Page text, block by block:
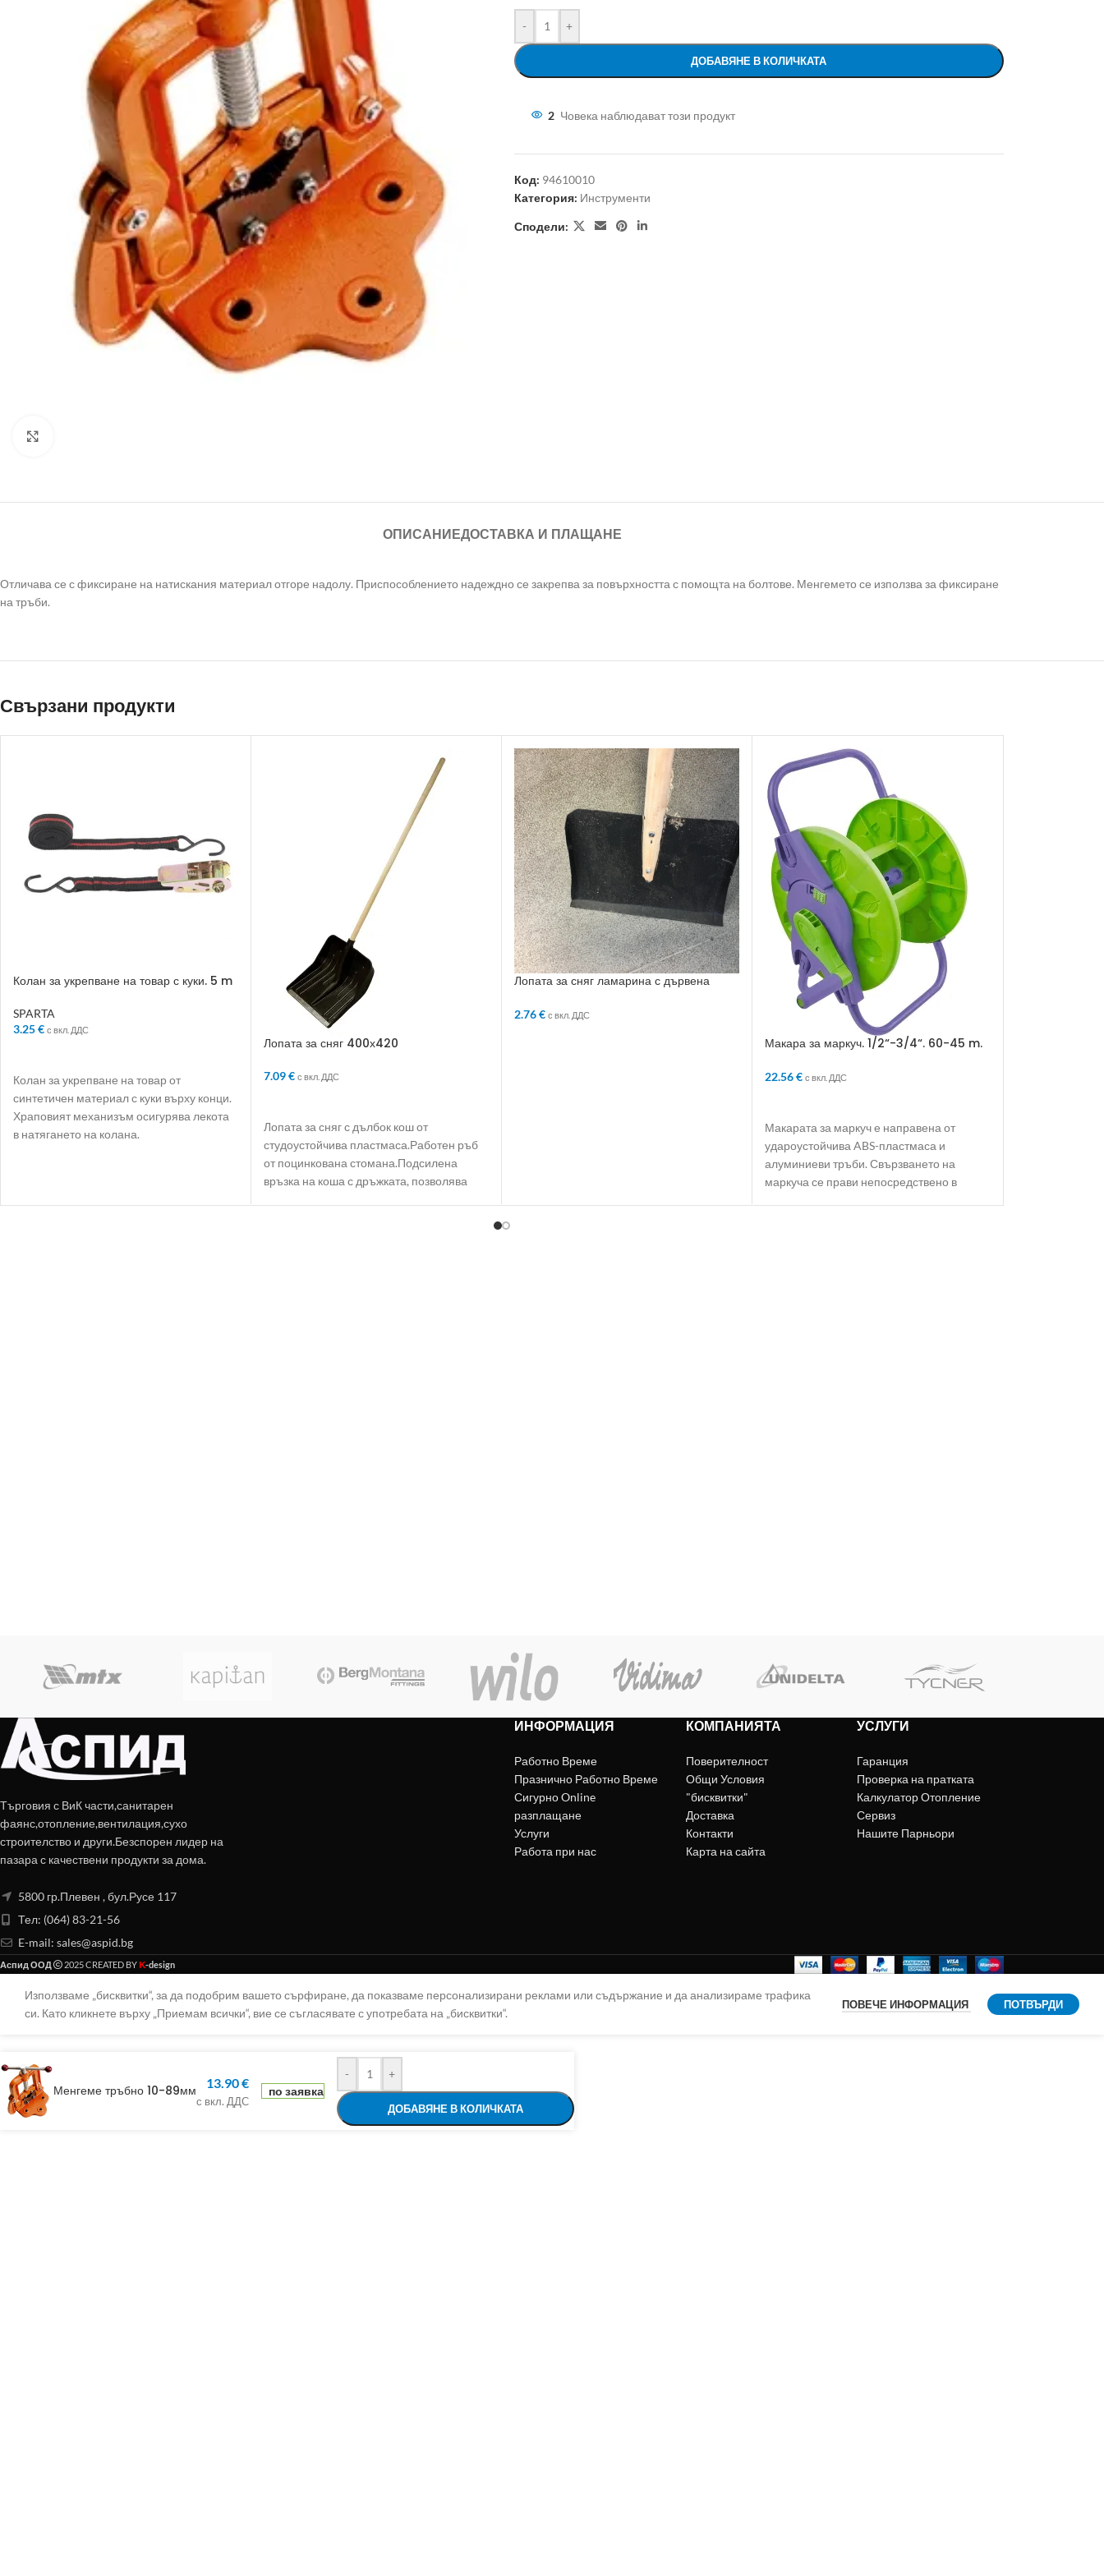
- +
ДОБАВЯНЕ В КОЛИЧКАТА
2 Човека наблюдават този продукт
Код: 94610010
Категория: Инструменти
Сподели:
ОПИСАНИЕДОСТАВКА И ПЛАЩАНЕ
Отличава се с фиксиране на натискания материал отгоре надолу. Приспособлението надеждно се закрепва за повърхността с помощта на болтове. Менгемето се използва за фиксиране
на тръби.
Свързани продукти
Колан за укрепване на товар с куки. 5 m
SPARTA
3.25€ с вкл. ДДС
Колан за укрепване на товар от
синтетичен материал с куки върху конци.
Храповият механизъм осигурява лекота
в натягането на колана.
Лопата за сняг 400х420
7.09€ с вкл. ДДС
Лопата за сняг с дълбок кош от
студоустойчива пластмаса.Работен ръб
от поцинкована стомана.Подсилена
връзка на коша с дръжката, позволява
Лопата за сняг ламарина с дървена
2.76€ с вкл. ДДС
Макара за маркуч. 1/2“-3/4“. 60-45 m.
22.56€ с вкл. ДДС
Макарата за маркуч е направена от
удароустойчива ABS-пластмаса и
алуминиеви тръби. Свързването на
маркуча се прави непосредствено в
Търговия с ВиК части,санитарен
фаянс,отопление,вентилация,сухо
строителство и други.Безспорен лидер на
пазара с качествени продукти за дома.
5800 гр.Плевен , бул.Русе 117
Тел: (064) 83-21-56
E-mail: sales@aspid.bg
ИНФОРМАЦИЯ
Работно Време
Празнично Работно Време
Сигурно Online
разплащане
Услуги
Работа при нас
КОМПАНИЯТА
Поверителност
Общи Условия
"бисквитки"
Доставка
Контакти
Карта на сайта
УСЛУГИ
Гаранция
Проверка на пратката
Калкулатор Отопление
Сервиз
Нашите Парньори
Аспид ООД 2025 CREATED BY K-design
Използваме „бисквитки“, за да подобрим вашето сърфиране, да показваме персонализирани реклами или съдържание и да анализираме трафика
си. Като кликнете върху „Приемам всички“, вие се съгласявате с употребата на „бисквитки“.
ПОВЕЧЕ ИНФОРМАЦИЯ ПОТВЪРДИ
Менгеме тръбно 10-89мм 13.90€
с вкл. ДДС
по заявка
- +
ДОБАВЯНЕ В КОЛИЧКАТА